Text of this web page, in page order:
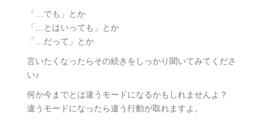
「…でも」とか
「…とはいっても」とか
「…だって」とか
言いたくなったらその続きをしっかり聞いてみてくださ
い♪
何か今までとは違うモードになるかもしれませんよ？
違うモードになったら違う行動が取れますよ。